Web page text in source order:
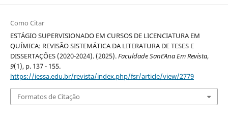
Como Citar
ESTÁGIO SUPERVISIONADO EM CURSOS DE LICENCIATURA EM
QUÍMICA: REVISÃO SISTEMÁTICA DA LITERATURA DE TESES E
DISSERTAÇÕES (2020-2024). (2025).Faculdade Sant’Ana Em Revista,
9(1), p. 137 - 155.
https://iessa.edu.br/revista/index.php/fsr/article/view/2779
Formatos de Citação